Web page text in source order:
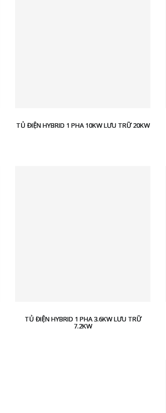
TỦ ĐIỆN HYBRID 1 PHA 10KW LƯU TRỮ 20KW
TỦ ĐIỆN HYBRID 1 PHA 3.6KW LƯU TRỮ
7.2KW